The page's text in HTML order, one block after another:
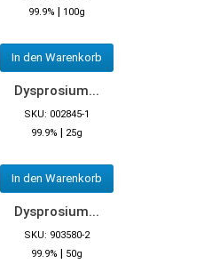
99.9% | 100g
In den Warenkorb
Dysprosium...
SKU: 002845-1
99.9% | 25g
In den Warenkorb
Dysprosium...
SKU: 903580-2
99.9% | 50g